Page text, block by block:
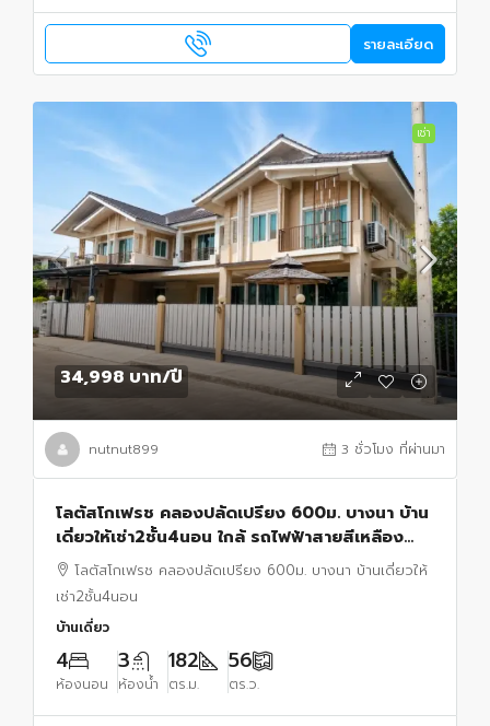
รายละเอียด
เช่า
34,998 บาท/ปี
nutnut899 3 ชั่วโมง ที่ผ่านมา
โลตัสโกเฟรช คลองปลัดเปรียง 600ม. บางนา บ้าน
เดี่ยวให้เช่า2ชั้น4นอน ใกล้ รถไฟฟ้าสายสีเหลือง
สถานีศรีด่าน650 ม.เมกา บางนา 1 กม.
โลตัสโกเฟรช คลองปลัดเปรียง 600ม. บางนา บ้านเดี่ยวให้
เช่า2ชั้น4นอน
บ้านเดี่ยว
4
ห้องนอน
3
ห้องน้ำ
182
ตร.ม.
56
ตร.ว.